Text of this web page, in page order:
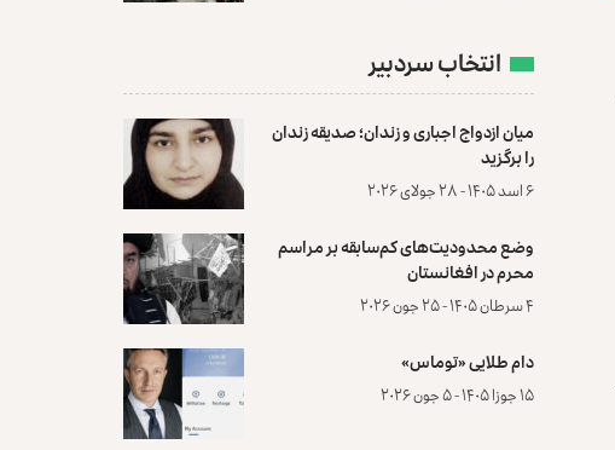
انتخاب سردبیر
میان ازدواج اجباری و زندان؛ صدیقه زندان
را برگزید
۶ اسد ۱۴۰۵ - ۲۸ جولای ۲۰۲۶
وضع محدودیت‌های کم‌سابقه بر مراسم
محرم در افغانستان
۴ سرطان ۱۴۰۵ - ۲۵ جون ۲۰۲۶
دام طلایی «توماس»
۱۵ جوزا ۱۴۰۵ - ۵ جون ۲۰۲۶